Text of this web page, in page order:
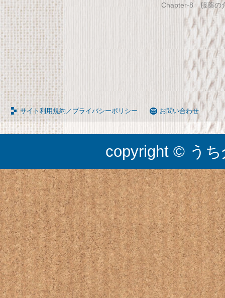
調節可能 Licht リヒト
65090050BR
Chapter-8 服薬の
サイト利用規約／プライバシーポリシー お問い合わせ
copyright © う